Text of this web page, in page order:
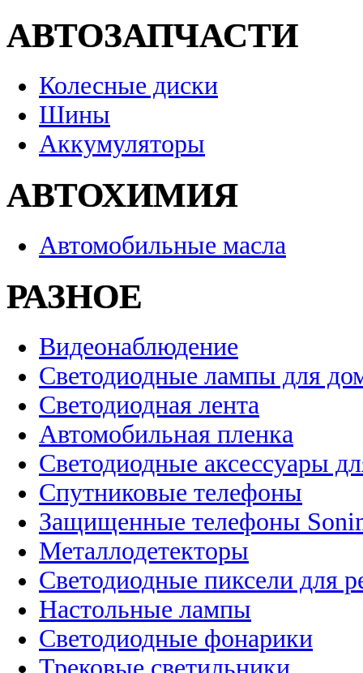
АВТОЗАПЧАСТИ
Колесные диски
Шины
Аккумуляторы
АВТОХИМИЯ
Автомобильные масла
РАЗНОЕ
Видеонаблюдение
Светодиодные лампы для
Светодиодная лента
Автомобильная пленка
Светодиодные аксессуары
Спутниковые телефоны
Защищенные телефоны
Металлодетекторы
Светодиодные пиксели для
Настольные лампы
Светодиодные фонарики